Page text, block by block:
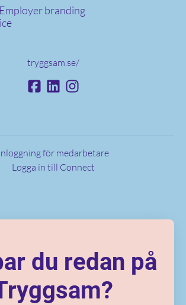
branding
tryggsam.se/
för medarbetare
Logga in till Connect
du redan på